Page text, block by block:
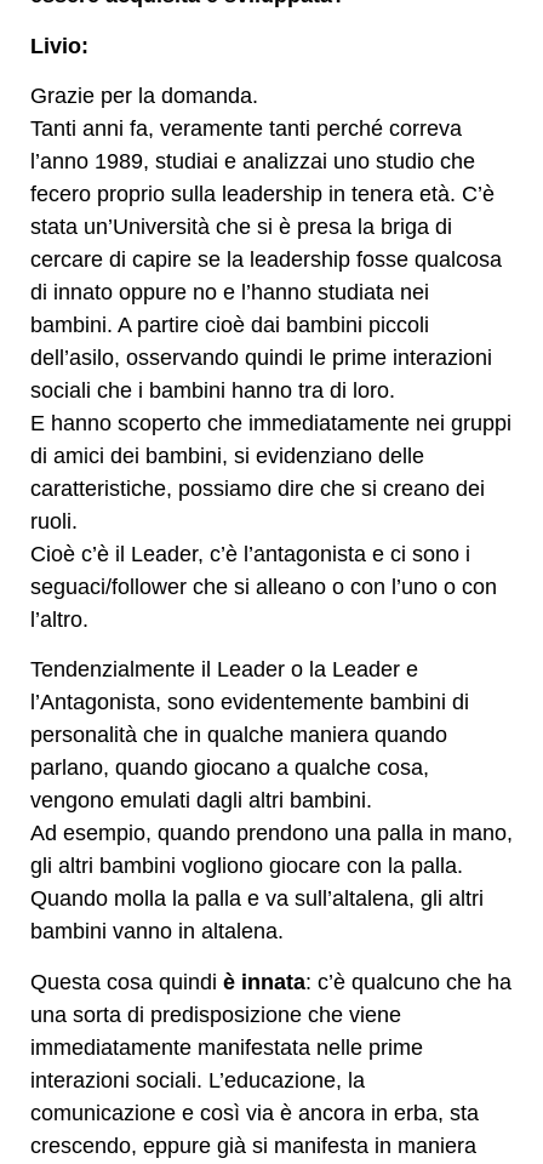
Livio:
Grazie per la domanda.
Tanti anni fa, veramente tanti perché correva
l’anno 1989, studiai e analizzai uno studio che
fecero proprio sulla leadership in tenera età. C’è
stata un’Università che si è presa la briga di
cercare di capire se la leadership fosse qualcosa
di innato oppure no e l’hanno studiata nei
bambini. A partire cioè dai bambini piccoli
dell’asilo, osservando quindi le prime interazioni
sociali che i bambini hanno tra di loro.
E hanno scoperto che immediatamente nei gruppi
di amici dei bambini, si evidenziano delle
caratteristiche, possiamo dire che si creano dei
ruoli.
Cioè c’è il Leader, c’è l’antagonista e ci sono i
seguaci/follower che si alleano o con l’uno o con
l’altro.
Tendenzialmente il Leader o la Leader e
l’Antagonista, sono evidentemente bambini di
personalità che in qualche maniera quando
parlano, quando giocano a qualche cosa,
vengono emulati dagli altri bambini.
Ad esempio, quando prendono una palla in mano,
gli altri bambini vogliono giocare con la palla.
Quando molla la palla e va sull’altalena, gli altri
bambini vanno in altalena.
Questa cosa quindi è innata: c’è qualcuno che ha
una sorta di predisposizione che viene
immediatamente manifestata nelle prime
interazioni sociali. L’educazione, la
comunicazione e così via è ancora in erba, sta
crescendo, eppure già si manifesta in maniera